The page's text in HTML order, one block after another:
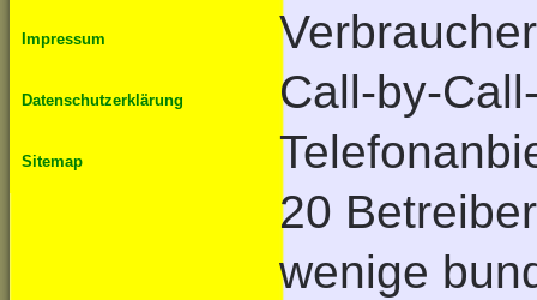
Impressum
Datenschutzerklärung
Sitemap
Call-by-
20
wenige